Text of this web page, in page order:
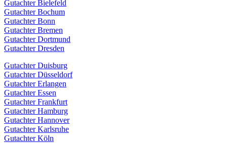
Gutachter Bielefeld
Gutachter Bochum
Gutachter Bonn
Gutachter Bremen
Gutachter Dortmund
Gutachter Dresden
Gutachter Duisburg
Gutachter Düsseldorf
Gutachter Erlangen
Gutachter Essen
Gutachter Frankfurt
Gutachter Hamburg
Gutachter Hannover
Gutachter Karlsruhe
Gutachter Köln